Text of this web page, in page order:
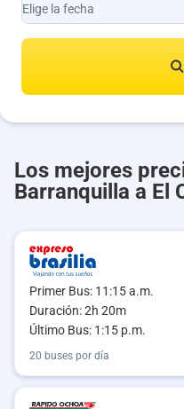
Los mejores
Barranquilla a El
Primer Bus: 11:15 a.m.
Duración: 2h 20m
Último Bus: 1:15 p.m.
20 buses por día